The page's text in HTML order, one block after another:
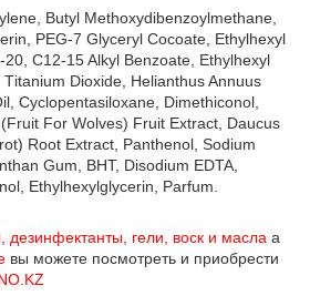
Butyl Methoxydibenzoylmethane,
PEG-7 Glyceryl Cocoate, Ethylhexyl
C12-15 Alkyl Benzoate, Ethylhexyl
Dioxide, Helianthus Annuus
Cyclopentasiloxane, Dimethiconol,
For Wolves) Fruit Extract, Daucus
Root Extract, Рanthenol, Sodium
Gum, BHT, Disodium EDTA,
Ethylhexylglycerin, Parfum.
дезинфектанты, гели, воск и масла а
вы можете посмотреть и приобрести